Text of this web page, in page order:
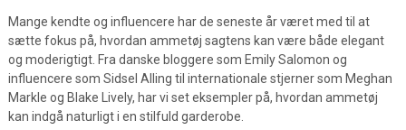
Mange kendte og influencere har de seneste år været med til at
sætte fokus på, hvordan ammetøj sagtens kan være både elegant
og moderigtigt. Fra danske bloggere som Emily Salomon og
influencere som Sidsel Alling til internationale stjerner som Meghan
Markle og Blake Lively, har vi set eksempler på, hvordan ammetøj
kan indgå naturligt i en stilfuld garderobe.